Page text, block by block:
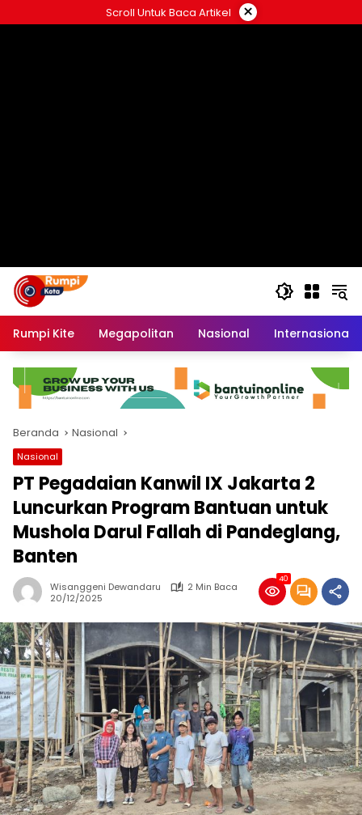
ke
Scroll Untuk Baca Artikel ×
Rumpi Kite Megapolitan Nasional Internasional
Beranda Nasional
Nasional
PT Pegadaian Kanwil IX Jakarta 2
Luncurkan Program Bantuan untuk
Mushola Darul Fallah di Pandeglang,
Banten
Wisanggeni Dewandaru
2 Min Baca
20/12/2025
40